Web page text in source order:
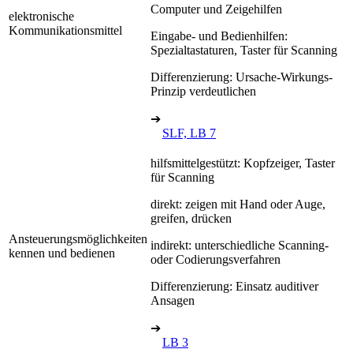
elektronische
Kommunikationsmittel
Computer und Zeigehilfen
Eingabe- und Bedienhilfen:
Spezialtastaturen, Taster für Scanning
Differenzierung: Ursache-Wirkungs-
Prinzip verdeutlichen
➔
SLF, LB 7
Ansteuerungsmöglichkeiten
kennen und bedienen
hilfsmittelgestützt: Kopfzeiger, Taster
für Scanning
direkt: zeigen mit Hand oder Auge,
greifen, drücken
indirekt: unterschiedliche Scanning-
oder Codierungsverfahren
Differenzierung: Einsatz auditiver
Ansagen
➔
LB 3